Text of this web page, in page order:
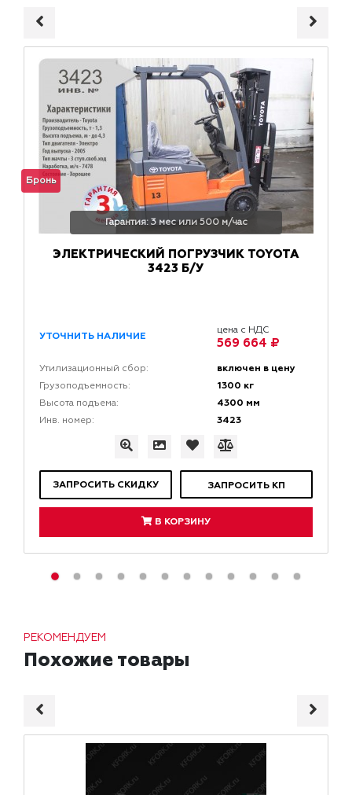
Бронь
Гарантия: 3 мес или 500 м/час
ЭЛЕКТРИЧЕСКИЙ ПОГРУЗЧИК TOYOTA
3423 Б/У
УТОЧНИТЬ НАЛИЧИЕ
цена с НДС
569 664 ₽
Утилизационный сбор: включен в цену
Грузоподъемность: 1300 кг
Высота подъема: 4300 мм
Инв. номер: 3423
ЗАПРОСИТЬ СКИДКУ ЗАПРОСИТЬ КП
В КОРЗИНУ
РЕКОМЕНДУЕМ
Похожие товары